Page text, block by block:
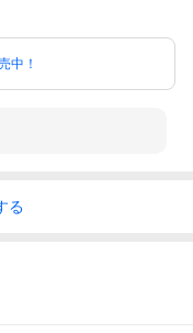
ンダードなものを使
いておきたいパッケー
り揃えました。 長く
しの道具や文化的なも
たものばかり。デザイン
の届かない所に保管し
ざいます。
中！
る